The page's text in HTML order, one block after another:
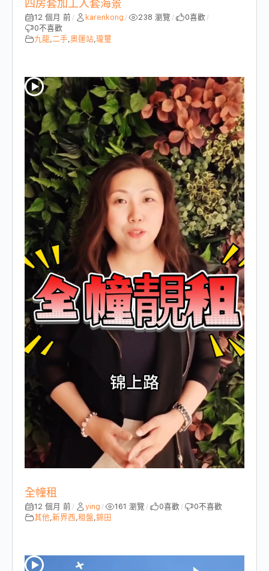
四房套加工人套海景
12 個月 前 / karenkong / 238 瀏覽 / 0喜歡 /
0不喜歡
九龍 二手 奧運站 瓏璽
全幢租
12 個月 前 / ying / 161 瀏覽 / 0喜歡 / 0不喜歡
其他 新界西 租盤 錦田